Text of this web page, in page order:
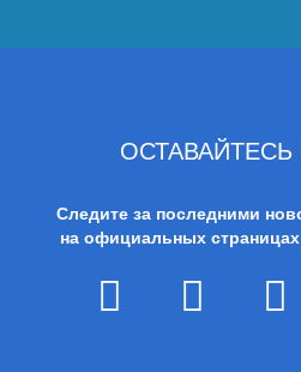
ОСТАВАЙТЕСЬ
Следите за последними
на официальных